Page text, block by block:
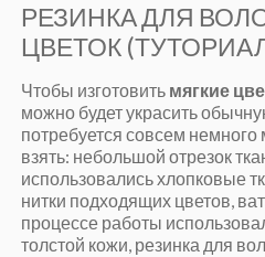
РЕЗИНКА ДЛЯ
ЦВЕТОК
Чтобы изготовить мягкие
можно будет украсить
потребуется совсем
взять: небольшой отрезок
использовались хлопковые
нитки подходящих цветов,
процессе работы
толстой кожи, резинка для